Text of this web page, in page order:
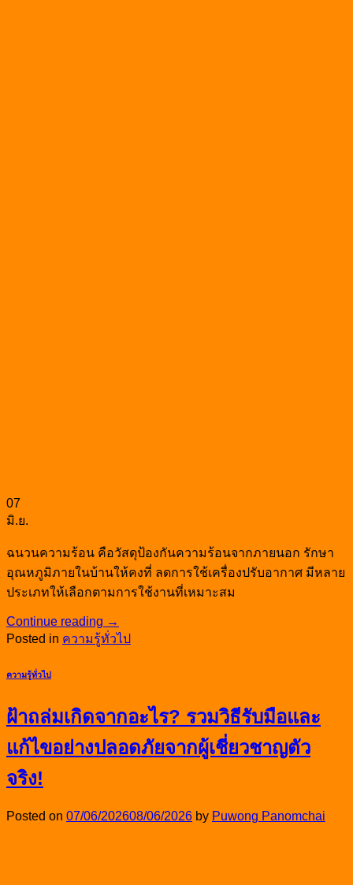
07
มิ.ย.
ฉนวนความร้อน คือวัสดุป้องกันความร้อนจากภายนอก รักษา
อุณหภูมิภายในบ้านให้คงที่ ลดการใช้เครื่องปรับอากาศ มีหลาย
ประเภทให้เลือกตามการใช้งานที่เหมาะสม
Continue reading →
Posted in ความรู้ทั่วไป
ความรู้ทั่วไป
ฝ้าถล่มเกิดจากอะไร? รวมวิธีรับมือและ
แก้ไขอย่างปลอดภัยจากผู้เชี่ยวชาญตัว
จริง!
Posted on 07/06/202608/06/2026 by Puwong Panomchai